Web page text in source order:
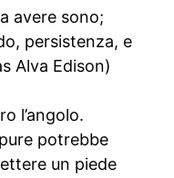
avere sono;
persistenza, e
Alva Edison)
l’angolo.
potrebbe
un piede